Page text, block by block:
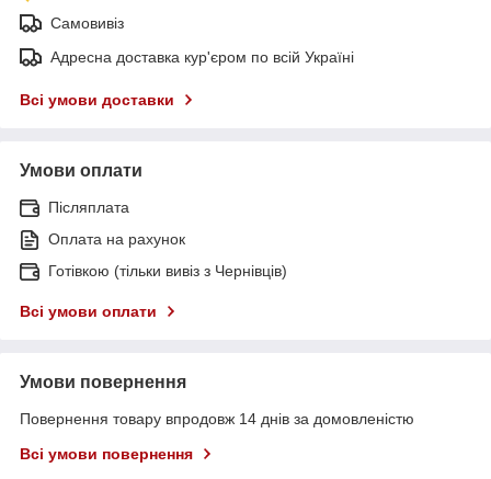
Самовивіз
Адресна доставка кур'єром по всій Україні
Всі умови доставки
Умови оплати
Післяплата
Оплата на рахунок
Готівкою (тільки вивіз з Чернівців)
Всі умови оплати
Умови повернення
Повернення товару впродовж 14 днів за домовленістю
Всі умови повернення